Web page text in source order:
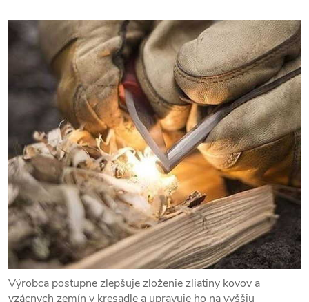
Výrobca postupne zlepšuje zloženie zliatiny kovov a
vzácnych zemín v kresadle a upravuje ho na vyššiu